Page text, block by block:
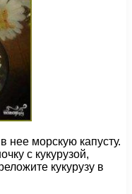
нее морскую капусту.
с кукурузой,
кукурузу в